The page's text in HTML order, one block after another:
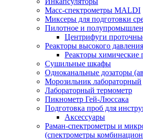
Масс-спектрометры MALDI
Миксеры для подготовки
Пилотное и
Центрифуги
Реакторы высокого давления
Реакторы химические
Сушильные шкафы
Одноканальные дозаторы
Морозильник лабораторный
Лабораторный термометр
Пикнометр Гей-Люссака
Подготовка проб для
Аксессуары
Раман-спектрометры и
(спектрометры